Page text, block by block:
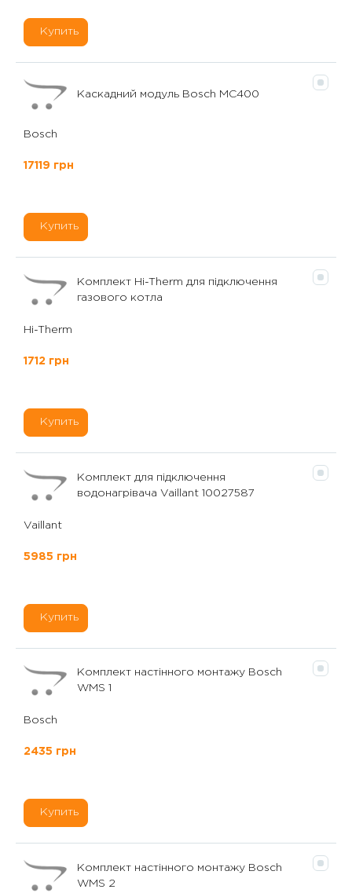
Купить
Каскадний модуль Bosch MC400
Bosch
17119 грн
Купить
Комплект Hi-Therm для підключення
газового котла
Hi-Therm
1712 грн
Купить
Комплект для підключення
водонагрівача Vaillant 10027587
Vaillant
5985 грн
Купить
Комплект настінного монтажу Bosch
WMS 1
Bosch
2435 грн
Купить
Комплект настінного монтажу Bosch
WMS 2